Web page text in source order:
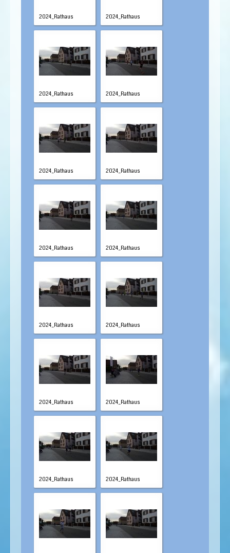
2024_Rathaus 2024_Rathaus
2024_Rathaus 2024_Rathaus
2024_Rathaus 2024_Rathaus
2024_Rathaus 2024_Rathaus
2024_Rathaus 2024_Rathaus
2024_Rathaus 2024_Rathaus
2024_Rathaus 2024_Rathaus